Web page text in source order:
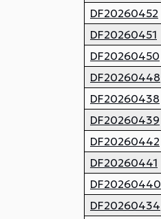
DF20260452
DF20260451
DF20260450
DF20260448
DF20260438
DF20260439
DF20260442
DF20260441
DF20260440
DF20260434